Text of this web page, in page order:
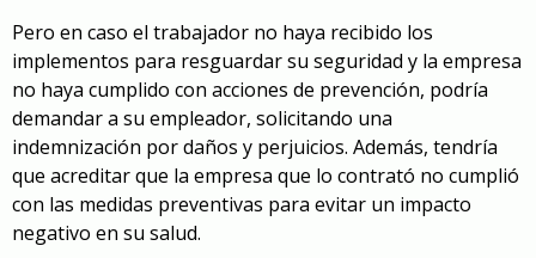
Pero en caso el trabajador no haya recibido los
implementos para resguardar su seguridad y la empresa
no haya cumplido con acciones de prevención, podría
demandar a su empleador, solicitando una
indemnización por daños y perjuicios. Además, tendría
que acreditar que la empresa que lo contrató no cumplió
con las medidas preventivas para evitar un impacto
negativo en su salud.